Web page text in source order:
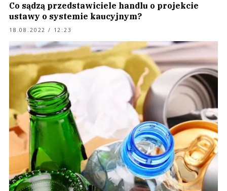
Co sądzą przedstawiciele handlu o projekcie
ustawy o systemie kaucyjnym?
18.08.2022 / 12:23